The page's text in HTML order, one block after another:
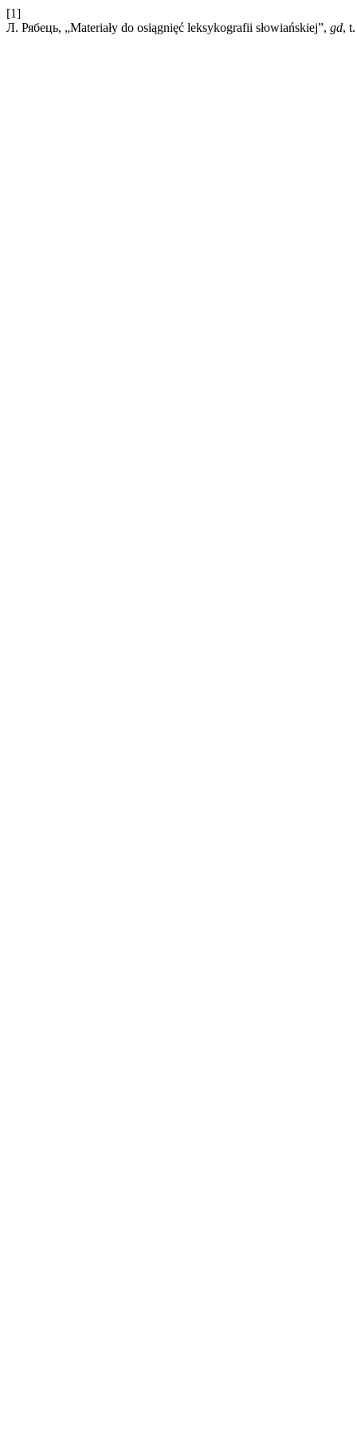
[1]
Л. Рябець, „Materiały do osiągnięć leksykografii słowiańskiej”, gd,